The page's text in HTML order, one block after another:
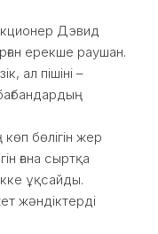
Дэвид
ерекше раушан.
ал пішіні –
бөлігін жер
ғана сыртқа
ұқсайды.
жәндіктерді